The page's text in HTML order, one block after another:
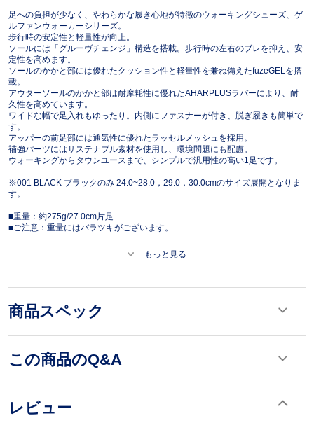
足への負担が少なく、やわらかな履き心地が特徴のウォーキングシューズ、ゲ
ルファンウォーカーシリーズ。
歩行時の安定性と軽量性が向上。
ソールには「グルーヴチェンジ」構造を搭載。歩行時の左右のブレを抑え、安
定性を高めます。
ソールのかかと部には優れたクッション性と軽量性を兼ね備えたfuzeGELを搭
載。
アウターソールのかかと部は耐摩耗性に優れたAHARPLUSラバーにより、耐
久性を高めています。
ワイドな幅で足入れもゆったり。内側にファスナーが付き、脱ぎ履きも簡単で
す。
アッパーの前足部には通気性に優れたラッセルメッシュを採用。
補強パーツにはサステナブル素材を使用し、環境問題にも配慮。
ウォーキングからタウンユースまで、シンプルで汎用性の高い1足です。
※001 BLACK ブラックのみ 24.0~28.0，29.0，30.0cmのサイズ展開となりま
す。
■重量：約275g/27.0cm片足
■ご注意：重量にはバラツキがございます。
もっと見る
商品スペック
この商品のQ&A
レビュー